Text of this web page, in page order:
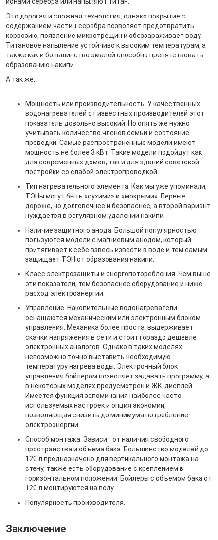
Это дорогая и сложная технология, однако покрытие с
содержанием частиц серебра позволяет предотвратить
коррозию, появление микротрещин и обеззараживает воду.
Титановое напыление устойчиво к высоким температурам, а
также как и большинство эмалей способно препятствовать
образованию накипи.
А так же:
Мощность или производительность. У качественных
водонагревателей от известных производителей этот
показатель довольно высокий. Но опять же нужно
учитывать количество членов семьи и состояние
проводки. Самые распространенные модели имеют
мощность не более 3 кВт. Такие модели подойдут как
для современных домов, так и для зданий советской
постройки со слабой электропроводкой.
Тип нагревательного элемента. Как мы уже упоминали,
ТЭНы могут быть «сухими» и «мокрыми». Первые
дороже, но долговечнее и безопаснее, а второй вариант
нуждается в регулярном удалении накипи.
Наличие защитного анода. Большой популярностью
пользуются модели с магниевым анодом, который
притягивает к себе взвесь извести в воде и тем самым
защищает ТЭН от образования накипи.
Класс электрозащиты и энергопоторебления. Чем выше
эти показатели, тем безопаснее оборудование и ниже
расход электроэнергии.
Управление. Накопительные водонагреватели
оснащаются механическим или электронным блоком
управления. Механика более проста, выдерживает
скачки напряжения в сети и стоит гораздо дешевле
электронных аналогов. Однако в таких моделях
невозможно точно выставить необходимую
температуру нагрева воды. Электронный блок
управления бойлером позволяет задавать программу, а
в некоторых моделях предусмотрен и ЖК-дисплей.
Имеется функция запоминания наиболее часто
используемых настроек и опция экономии,
позволяющая снизить до минимума потребление
электроэнергии.
Способ монтажа. Зависит от наличия свободного
пространства и объема бака. Большинство моделей до
120 л предназначено для вертикального монтажа на
стену, также есть оборудование с креплением в
горизонтальном положении. Бойлеры с объемом бака от
120 л монтируются на полу.
Популярность производителя.
Заключение